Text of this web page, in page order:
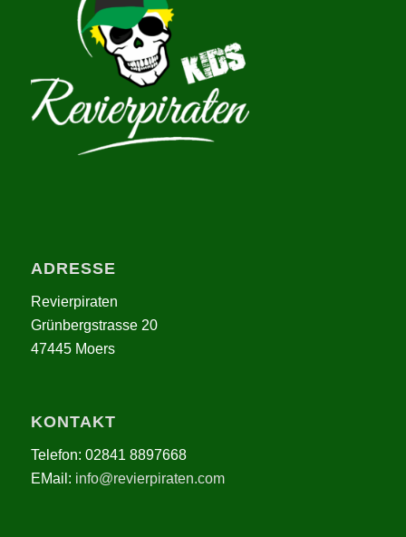
ADRESSE
Revierpiraten
Grünbergstrasse 20
47445 Moers
KONTAKT
Telefon: 02841 8897668
EMail: info@revierpiraten.com